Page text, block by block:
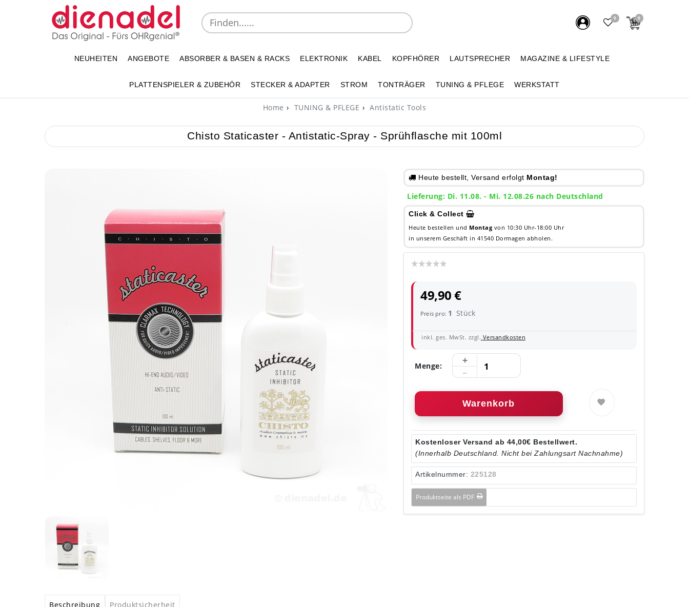
0 0
NEUHEITEN ANGEBOTE ABSORBER & BASEN & RACKS ELEKTRONIK KABEL KOPFHÖRER LAUTSPRECHER MAGAZINE & LIFESTYLE
PLATTENSPIELER & ZUBEHÖR STECKER & ADAPTER STROM TONTRÄGER TUNING & PFLEGE WERKSTATT
Home TUNING & PFLEGE Antistatic Tools
Chisto Staticaster - Antistatic-Spray - Sprühflasche mit 100ml
Heute bestellt, Versand erfolgt Montag!
Lieferung: Di. 11.08. - Mi. 12.08.26 nach Deutschland
Click & Collect
Heute bestellen und Montag von 10:30 Uhr-18:00 Uhr
in unserem Geschäft in 41540 Dormagen abholen.
49,90 €
Preis pro: 1 Stück
inkl. ges. MwSt. zzgl. Versandkosten
Menge:
Warenkorb
Kostenloser Versand ab 44,00€ Bestellwert.
(Innerhalb Deutschland. Nicht bei Zahlungsart Nachnahme)
Artikelnummer: 225128
Produktseite als PDF
Beschreibung Produktsicherheit